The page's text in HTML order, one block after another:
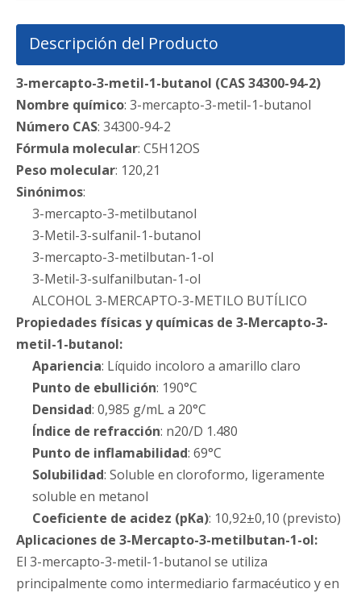
Descripción del Producto
3-mercapto-3-metil-1-butanol (CAS 34300-94-2)
Nombre químico: 3-mercapto-3-metil-1-butanol
Número CAS: 34300-94-2
Fórmula molecular: C5H12OS
Peso molecular: 120,21
Sinónimos:
3-mercapto-3-metilbutanol
3-Metil-3-sulfanil-1-butanol
3-mercapto-3-metilbutan-1-ol
3-Metil-3-sulfanilbutan-1-ol
ALCOHOL 3-MERCAPTO-3-METILO BUTÍLICO
Propiedades físicas y químicas de 3-Mercapto-3-
metil-1-butanol:
Apariencia: Líquido incoloro a amarillo claro
Punto de ebullición: 190°C
Densidad: 0,985 g/mL a 20°C
Índice de refracción: n20/D 1.480
Punto de inflamabilidad: 69°C
Solubilidad: Soluble en cloroformo, ligeramente
soluble en metanol
Coeficiente de acidez (pKa): 10,92±0,10 (previsto)
Aplicaciones de 3-Mercapto-3-metilbutan-1-ol:
El 3-mercapto-3-metil-1-butanol se utiliza
principalmente como intermediario farmacéutico y en